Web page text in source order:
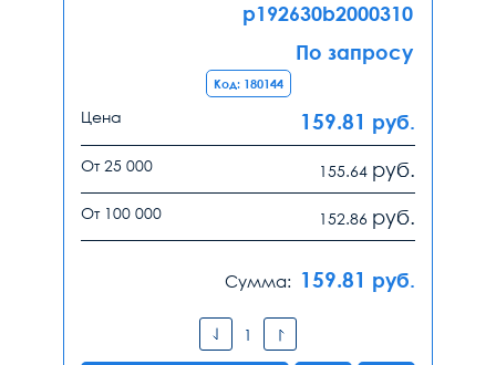
p192630b2000310
По запросу
Код: 180144
Цена 159.81 руб.
От 25 000 155.64 руб.
От 100 000 152.86 руб.
Сумма: 159.81 руб.